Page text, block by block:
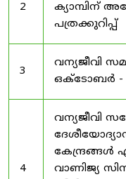
2
ക്യാമ്പിന്
പത്രക്കുറിപ്പ്
3
വന്യജീവി
ഒക്ടോബർ -
4
വന്യജീവി
കേന്ദ്രങ്ങൾ
വാണിജ്യ